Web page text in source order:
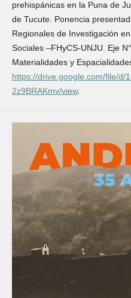
prehispánicas en la Puna de
de Tucute. Ponencia
Regionales de Investigación
Sociales –FHyCS-UNJU. Eje
Materialidades y
https://drive.google.com/file/d/
2z9BRAKmv/view.